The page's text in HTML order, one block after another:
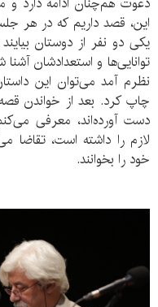
این، قصد داریم که در هر
یکی دو نفر از دوستان
توانایی‌ها و استعدادشان
نظرم آمد می‌توان این
چاپ کرد. بعد از خواندن
دست آورده‌اند، معرفی
لازم را داشته است، تقاضا
خود را بخوانند.